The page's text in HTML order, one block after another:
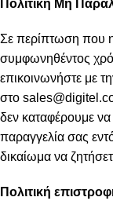
Πολιτική Μη
Σε περίπτωση που
συμφωνηθέντος
επικοινωνήστε με
στο
δεν καταφέρουμε
παραγγελία σας
δικαίωμα να
Πολιτική